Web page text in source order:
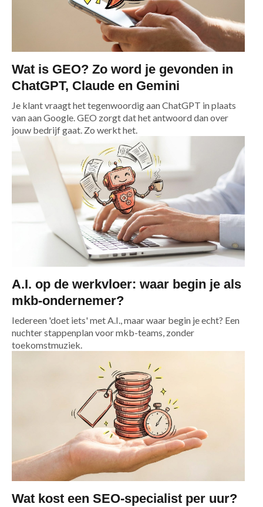
Wat is GEO? Zo word je gevonden in
ChatGPT, Claude en Gemini
Je klant vraagt het tegenwoordig aan ChatGPT in plaats
van aan Google. GEO zorgt dat het antwoord dan over
jouw bedrijf gaat. Zo werkt het.
A.I. op de werkvloer: waar begin je als
mkb-ondernemer?
Iedereen 'doet iets' met A.I., maar waar begin je echt? Een
nuchter stappenplan voor mkb-teams, zonder
toekomstmuziek.
Wat kost een SEO-specialist per uur?